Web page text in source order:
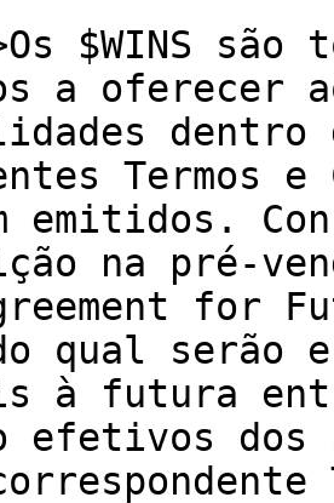
$WINS
a oferecer
dentro
Termos e
emitidos.
na pré-
for
qual serão
à futura
dos